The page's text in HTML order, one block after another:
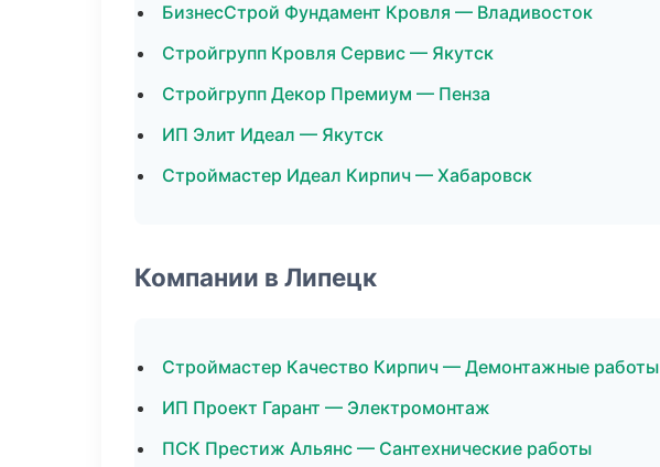
БизнесСтрой Фундамент Кровля — Владивосток
Стройгрупп Кровля Сервис — Якутск
Стройгрупп Декор Премиум — Пенза
ИП Элит Идеал — Якутск
Строймастер Идеал Кирпич — Хабаровск
Компании в Липецк
Строймастер Качество Кирпич — Демонтажные работы
ИП Проект Гарант — Электромонтаж
ПСК Престиж Альянс — Сантехнические работы